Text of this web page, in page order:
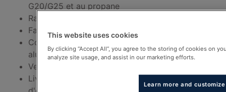
G20/G25 et au propane
Raccordement ventouse ou cheminée
Faibles émissions polluantes
Corps de chauffe monobloc en
aluminium/silicium
Ventilateur avec silencieux à l'aspiration d'air
Livrée avec purgeur automatique et siphon
This website uses cookies
By clicking “Accept All”, you agree to the storing of cookies on
analyze site usage, and assist in our marketing efforts.
Learn more and customize